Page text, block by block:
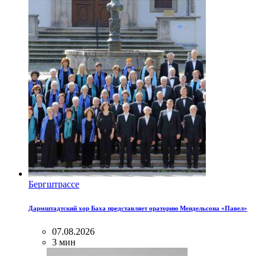
Бергштрассе
Дармштадтский хор Баха представляет ораторию Мендельсона «Павел»
07.08.2026
3 мин